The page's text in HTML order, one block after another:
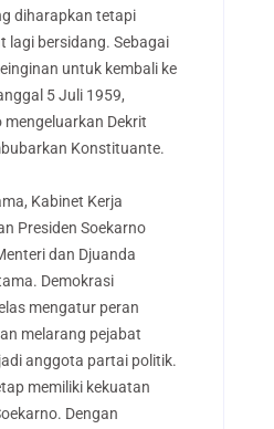
diharapkan tetapi
lagi bersidang. Sebagai
untuk kembali ke
5 Juli 1959,
mengeluarkan Dekrit
Konstituante.
Kabinet Kerja
Presiden Soekarno
dan Djuanda
Demokrasi
mengatur peran
melarang pejabat
anggota partai politik.
memiliki kekuatan
Dengan